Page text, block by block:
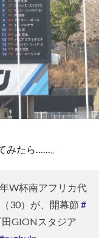
みたら……。
W杯南アフリカ代
（30）が、開幕節 #
GIONスタジア